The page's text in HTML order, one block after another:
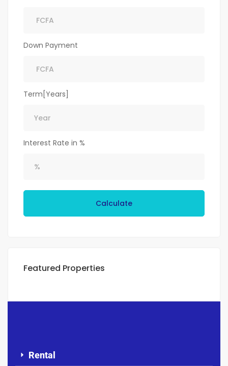
Down Payment
Term[Years]
Interest Rate in %
Calculate
Featured Properties
Rental